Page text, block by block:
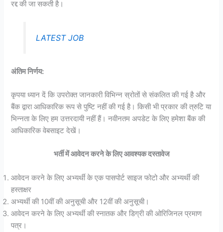
रद्द की जा सकती है।
LATEST JOB
अंतिम निर्णय:
कृपया ध्यान दें कि उपरोक्त जानकारी विभिन्न स्रोतों से संकलित की गई है और
बैंक द्वारा आधिकारिक रूप से पुष्टि नहीं की गई है। किसी भी प्रकार की त्रुटि या
भिन्नता के लिए हम उत्तरदायी नहीं हैं। नवीनतम अपडेट के लिए हमेशा बैंक की
आधिकारिक वेबसाइट देखें।
भर्ती में आवेदन करने के लिए आवश्यक दस्तावेज
आवेदन करने के लिए अभ्यर्थी के एक पासपोर्ट साइज फोटो और अभ्यर्थी की
हस्ताक्षर
अभ्यर्थी की 10वीं की अनुसूची और 12वीं की अनुसूची।
आवेदन करने के लिए अभ्यर्थी की स्नातक और डिग्री की ओरिजिनल प्रमाण
पत्र।